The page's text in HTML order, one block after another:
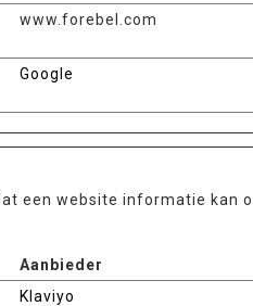
www.forebel.com
Google
een website informatie kan
Aanbieder
Klaviyo